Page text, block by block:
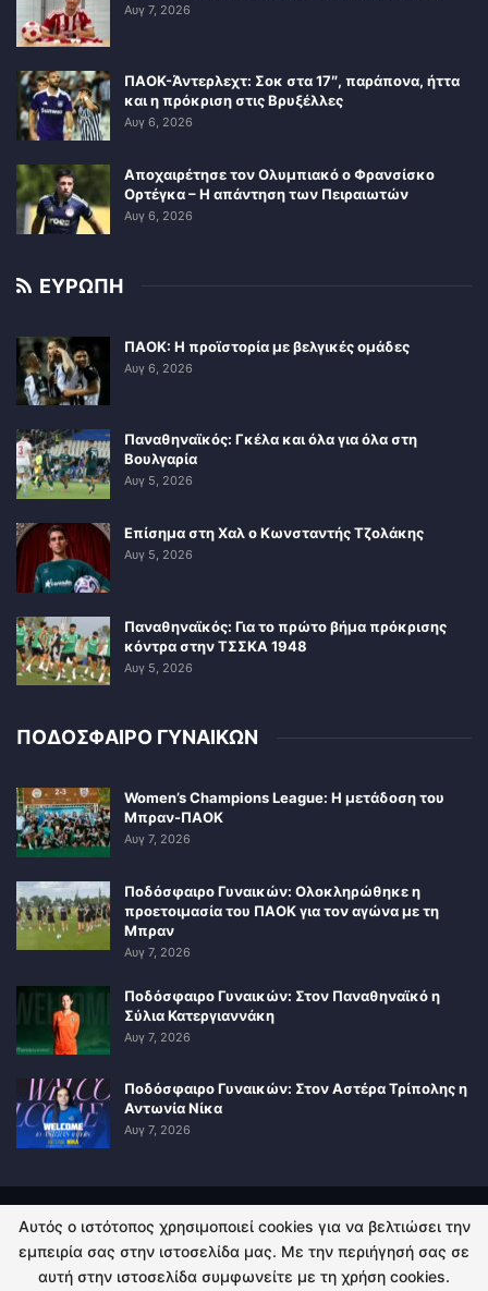
Αυγ 7, 2026
ΠΑΟΚ-Άντερλεχτ: Σοκ στα 17″, παράπονα, ήττα
και η πρόκριση στις Βρυξέλλες
Αυγ 6, 2026
Αποχαιρέτησε τον Ολυμπιακό ο Φρανσίσκο
Ορτέγκα – Η απάντηση των Πειραιωτών
Αυγ 6, 2026
ΕΥΡΩΠΗ
ΠΑΟΚ: Η προϊστορία με βελγικές ομάδες
Αυγ 6, 2026
Παναθηναϊκός: Γκέλα και όλα για όλα στη
Βουλγαρία
Αυγ 5, 2026
Επίσημα στη Χαλ ο Κωνσταντής Τζολάκης
Αυγ 5, 2026
Παναθηναϊκός: Για το πρώτο βήμα πρόκρισης
κόντρα στην ΤΣΣΚΑ 1948
Αυγ 5, 2026
ΠΟΔΟΣΦΑΙΡΟ ΓΥΝΑΙΚΩΝ
Women’s Champions League: Η μετάδοση του
Μπραν-ΠΑΟΚ
Αυγ 7, 2026
Ποδόσφαιρο Γυναικών: Ολοκληρώθηκε η
προετοιμασία του ΠΑΟΚ για τον αγώνα με τη
Μπραν
Αυγ 7, 2026
Ποδόσφαιρο Γυναικών: Στον Παναθηναϊκό η
Σύλια Κατεργιαννάκη
Αυγ 7, 2026
Ποδόσφαιρο Γυναικών: Στον Αστέρα Τρίπολης η
Αντωνία Νίκα
Αυγ 7, 2026
ΠΟΛΙΤΙΚΗ ΑΠΟΡΡΗΤΟΥ ΕΠΙΚΟΙΝΩΝΙΑ
Αυτός ο ιστότοπος χρησιμοποιεί cookies για να βελτιώσει την
εμπειρία σας στην ιστοσελίδα μας. Με την περιήγησή σας σε
αυτή στην ιστοσελίδα συμφωνείτε με τη χρήση cookies.